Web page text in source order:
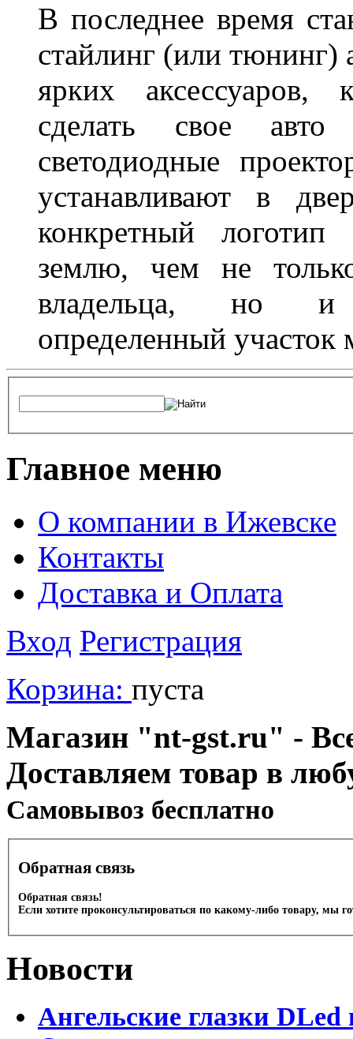
В последнее время
стайлинг (или тюнинг)
ярких аксессуаров,
сделать свое
светодиодные
устанавливают в
конкретный логотип
землю, чем не
владельца, но и
определенный участок
Главное меню
О компании в Ижевске
Контакты
Доставка и Оплата
Вход Регистрация
Корзина: пуста
Магазин "nt-gst.ru" -
Доставляем товар в
Cамовывоз бесплатно
Обратная связь
Обратная связь!
Если хотите проконсультироваться по какому-либо товару, мы
Новости
Ангельские глазки DLed